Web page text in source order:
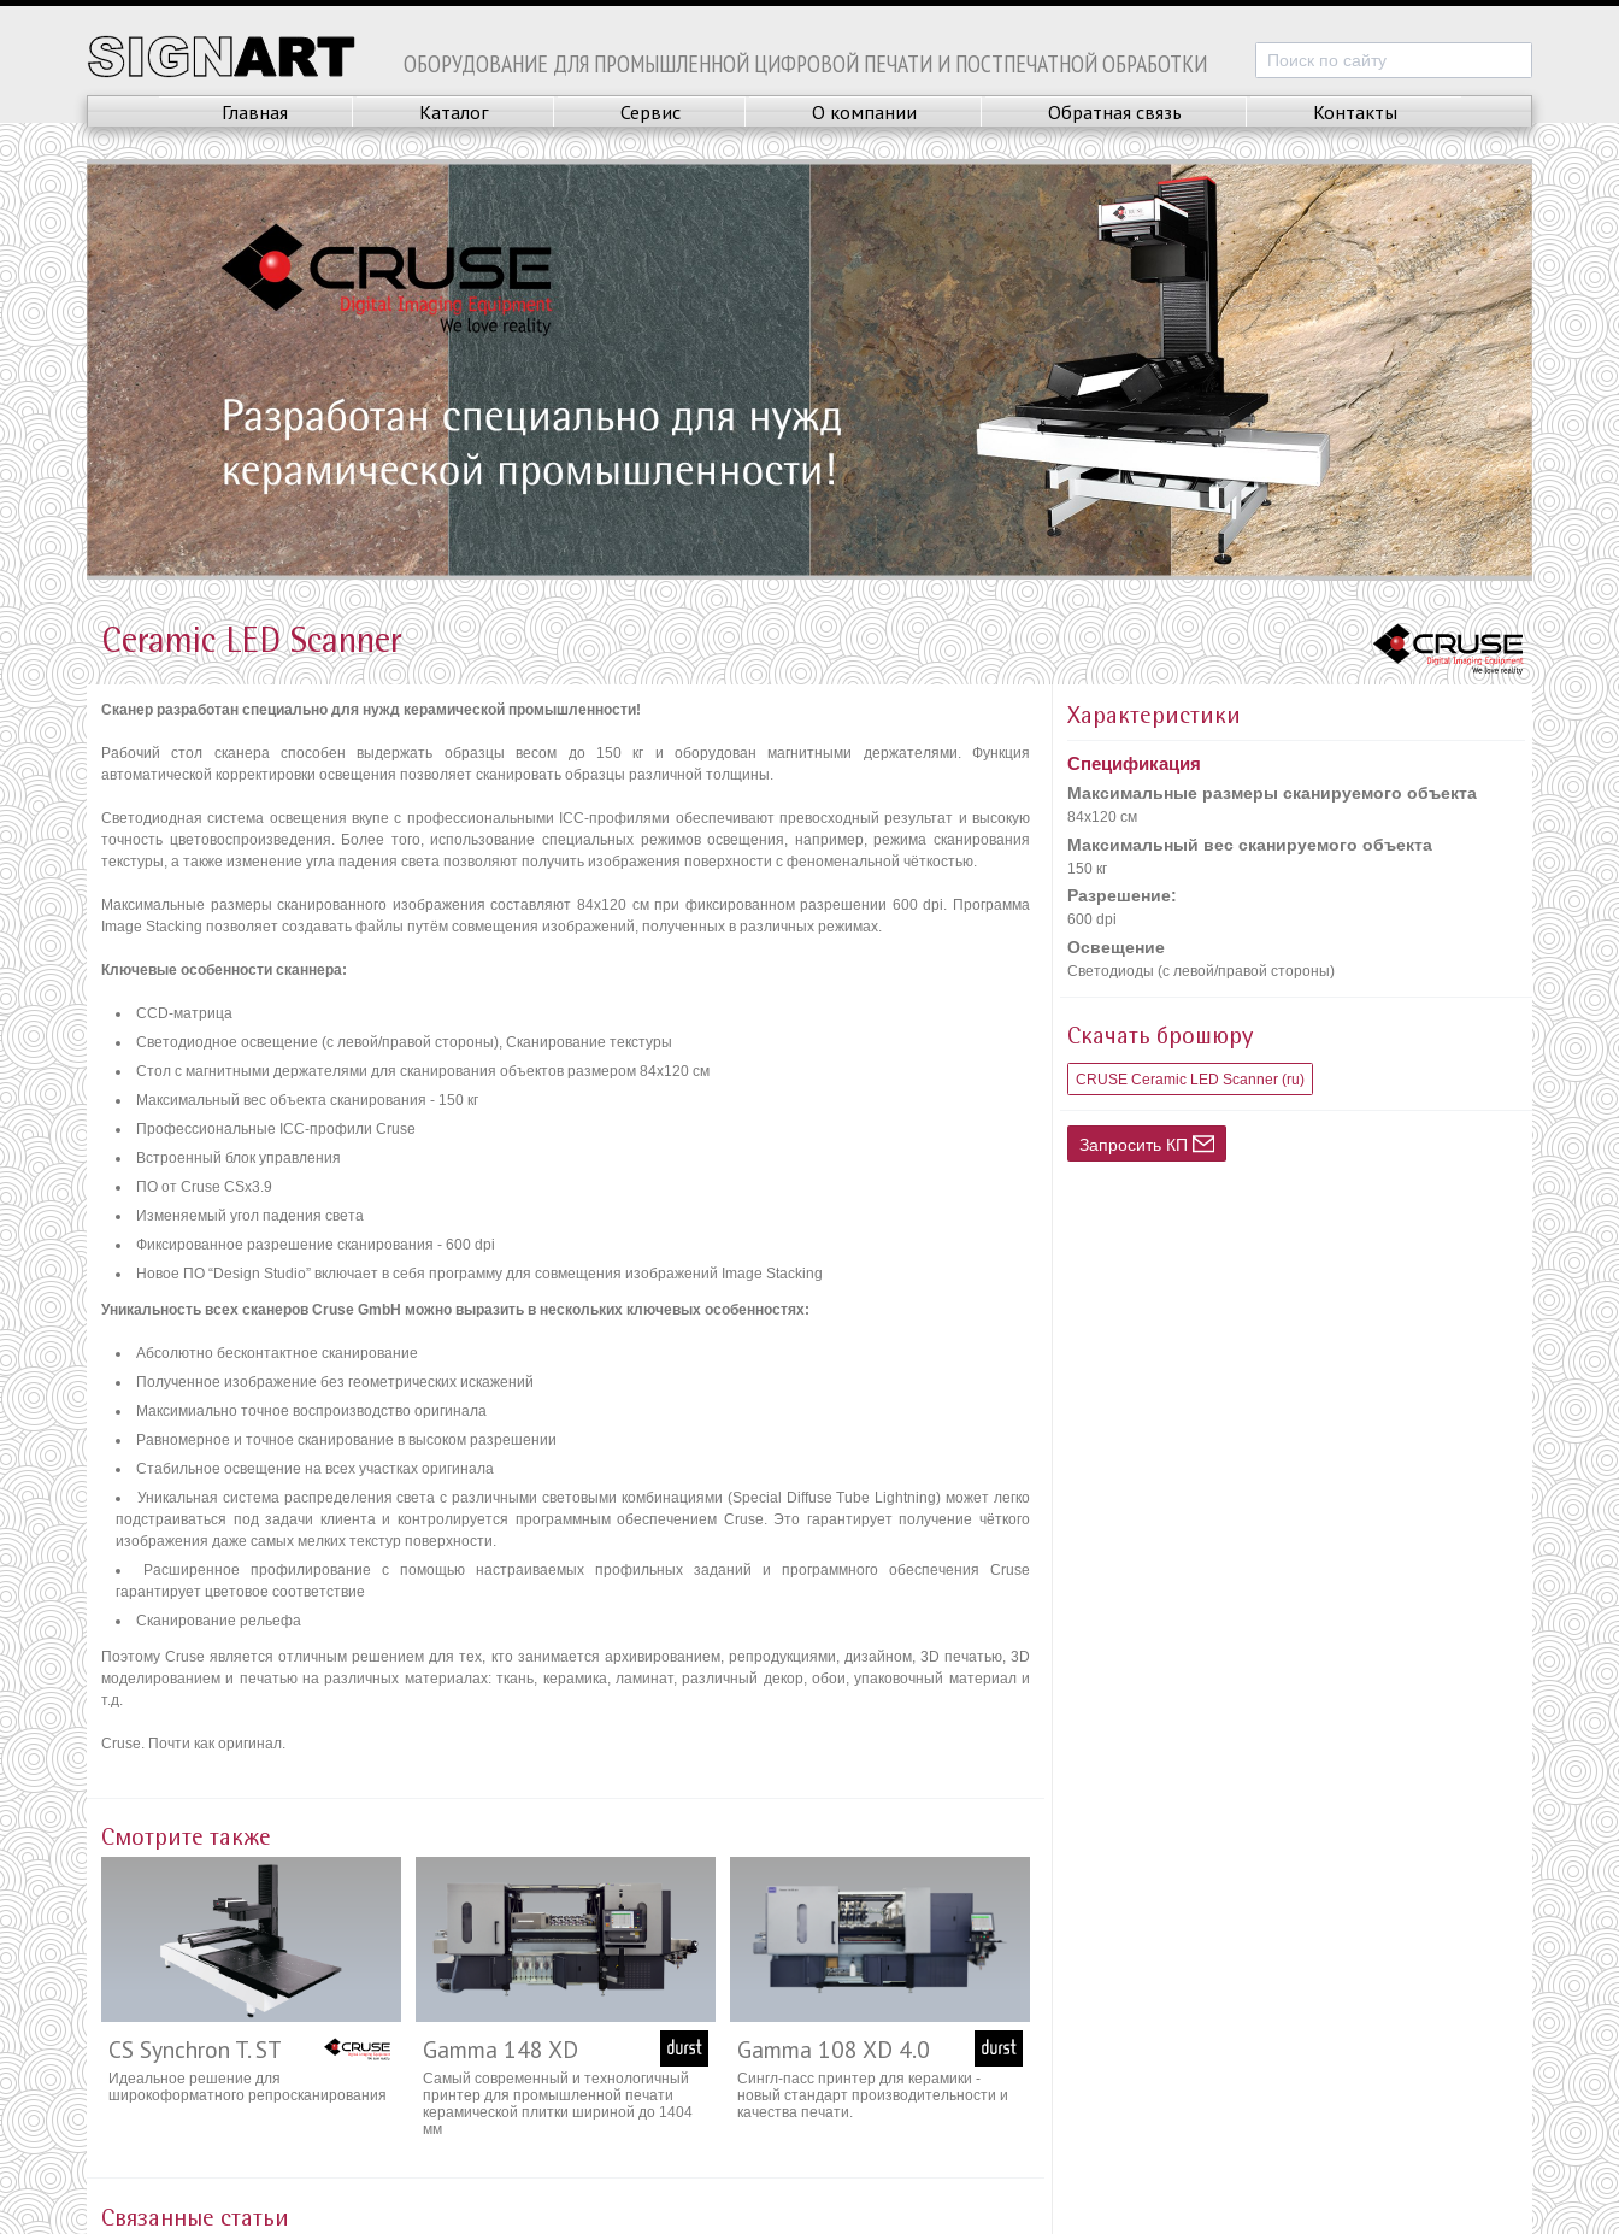
ОБОРУДОВАНИЕ ДЛЯ ПРОМЫШЛЕННОЙ ЦИФРОВОЙ ПЕЧАТИ И ПОСТПЕЧАТНОЙ ОБРАБОТКИ
Главная Каталог Сервис О компании Обратная связь Контакты
Ceramic LED Scanner
Сканер разработан специально для нужд керамической промышленности!
Рабочий стол сканера способен выдержать образцы весом до 150 кг и оборудован магнитными держателями. Функция
автоматической корректировки освещения позволяет сканировать образцы различной толщины.
Светодиодная система освещения вкупе c профессиональными ICC-профилями обеспечивают превосходный результат и высокую
точность цветовоспроизведения. Более того, использование специальных режимов освещения, например, режима сканирования
текстуры, а также изменение угла падения света позволяют получить изображения поверхности с феноменальной чёткостью.
Максимальные размеры сканированного изображения составляют 84х120 см при фиксированном разрешении 600 dpi. Программа
Image Stacking позволяет создавать файлы путём совмещения изображений, полученных в различных режимах.
Ключевые особенности сканнера:
СCD-матрица
Светодиодное освещение (с левой/правой стороны), Сканирование текстуры
Стол с магнитными держателями для сканирования объектов размером 84х120 см
Максимальный вес объекта сканирования - 150 кг
Профессиональные ICC-профили Cruse
Встроенный блок управления
ПО от Cruse CSx3.9
Изменяемый угол падения света
Фиксированное разрешение сканирования - 600 dpi
Новое ПО “Design Studio” включает в себя программу для совмещения изображений Image Stacking
Уникальность всех сканеров Cruse GmbH можно выразить в нескольких ключевых особенностях:
Абсолютно бесконтактное сканирование
Полученное изображение без геометрических искажений
Максимиально точное воспроизводство оригинала
Равномерное и точное сканирование в высоком разрешении
Стабильное освещение на всех участках оригинала
Уникальная система распределения света с различными световыми комбинациями (Special Diffuse Tube Lightning) может легко
подстраиваться под задачи клиента и контролируется программным обеспечением Cruse. Это гарантирует получение чёткого
изображения даже самых мелких текстур поверхности.
Расширенное профилирование с помощью настраиваемых профильных заданий и программного обеспечения Сruse
гарантирует цветовое соответствие
Сканирование рельефа
Поэтому Cruse является отличным решением для тех, кто занимается архивированием, репродукциями, дизайном, 3D печатью, 3D
моделированием и печатью на различных материалах: ткань, керамика, ламинат, различный декор, обои, упаковочный материал и
т.д.
Cruse. Почти как оригинал.
Смотрите также
CS Synchron T. ST
Идеальное решение для
широкоформатного репросканирования
Gamma 148 XD
Самый современный и технологичный
принтер для промышленной печати
керамической плитки шириной до 1404
мм
Gamma 108 XD 4.0
Сингл-пасс принтер для керамики -
новый стандарт производительности и
качества печати.
Связанные статьи
Характеристики
Спецификация
Максимальные размеры сканируемого объекта
84х120 см
Максимальный вес сканируемого объекта
150 кг
Разрешение:
600 dpi
Освещение
Светодиоды (с левой/правой стороны)
Скачать брошюру
CRUSE Ceramic LED Scanner (ru)
Запросить КП